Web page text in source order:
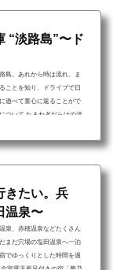
“淡路島”〜ド
島。あれから時は流れ、ま
ことを知り、ドライブで日
遊べて童心に返ることがで
ついて たまねぎだらけの淡
大橋がある淡路島には、名
きたい。兵
温泉〜
泉、赤穂温泉などたくさん
まだ穴場の塩田温泉へ一泊
でゆっくりとした時間を過